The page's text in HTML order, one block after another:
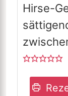
Hirse-